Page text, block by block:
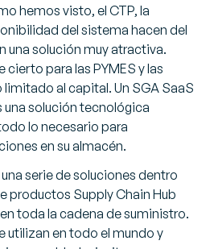
hemos visto, el CTP, la
del sistema hacen del
una solución muy atractiva.
para las PYMES y las
al capital. Un SGA SaaS
una solución tecnológica
lo necesario para
en su almacén.
serie de soluciones dentro
productos Supply Chain Hub
toda la cadena de suministro.
utilizan en todo el mundo y